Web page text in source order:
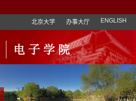
北京大学 办事大厅 ENGLISH